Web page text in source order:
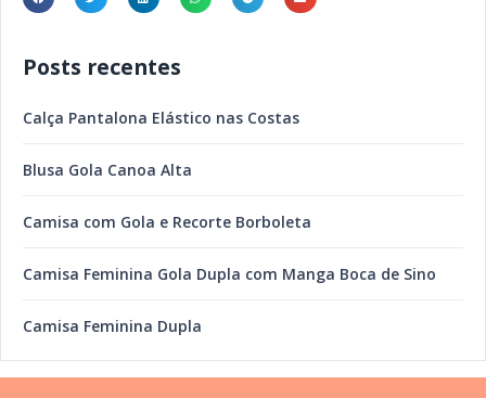
Posts recentes
Calça Pantalona Elástico nas Costas
Blusa Gola Canoa Alta
Camisa com Gola e Recorte Borboleta
Camisa Feminina Gola Dupla com Manga Boca de Sino
Camisa Feminina Dupla